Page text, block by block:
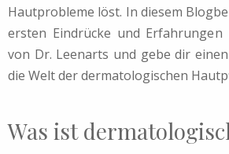
Hautprobleme löst. In diesem
ersten Eindrücke und
von Dr. Leenarts und gebe dir
die Welt der dermatologischen
Was ist